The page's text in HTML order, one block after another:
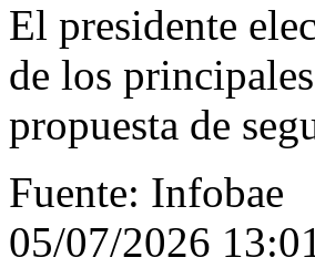
El presidente
de los
propuesta de
Fuente: Infobae
05/07/2026